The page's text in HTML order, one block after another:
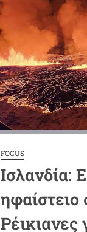
FOCUS
Ισλανδία: